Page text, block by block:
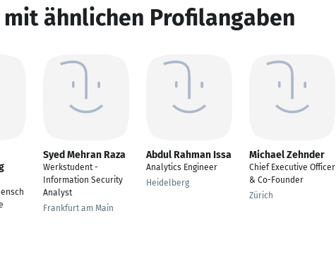
ähnlichen Profilangaben
Syed Mehran Raza
Werkstudent -
Information Security
Analyst
Frankfurt am Main
Abdul Rahman Issa
Analytics Engineer
Heidelberg
Michael Zehnder
Chief Executive Officer
& Co-Founder
Zürich